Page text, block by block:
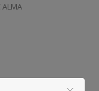
ALMA